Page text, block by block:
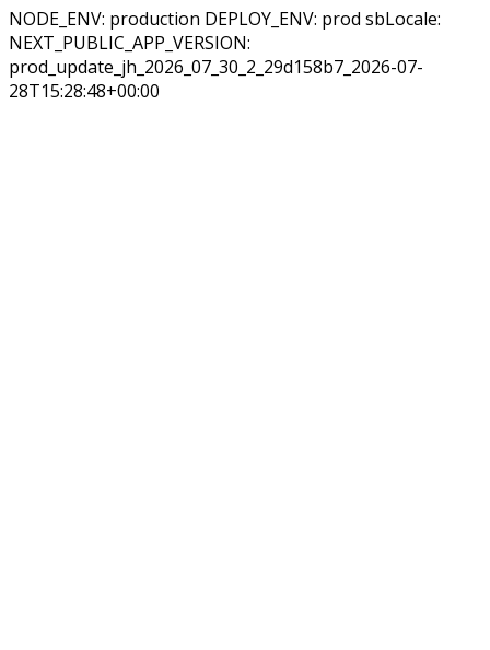
NODE_ENV: production DEPLOY_ENV: prod sbLocale:
NEXT_PUBLIC_APP_VERSION:
prod_update_jh_2026_07_30_2_29d158b7_2026-07-
28T15:28:48+00:00